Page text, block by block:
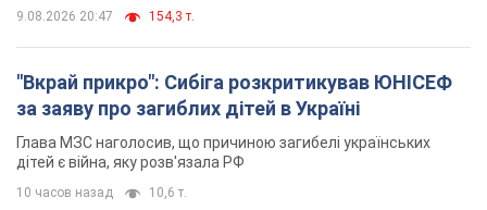
9.08.2026 20:47 154,3 т.
"Вкрай прикро": Сибіга розкритикував ЮНІСЕФ
за заяву про загиблих дітей в Україні
Глава МЗС наголосив, що причиною загибелі українських
дітей є війна, яку розв'язала РФ
10 часов назад 10,6 т.